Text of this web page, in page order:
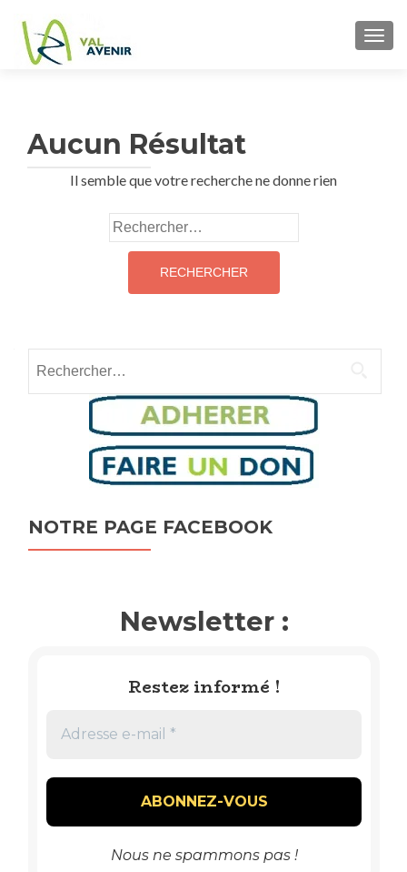
Aucun Résultat
Il semble que votre recherche ne donne rien
Rechercher :
NOTRE PAGE FACEBOOK
Newsletter :
Restez informé !
Nous ne spammons pas !